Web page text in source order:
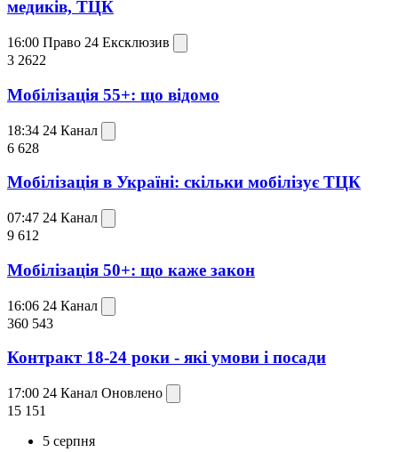
медиків, ТЦК
16:00 Право 24 Ексклюзив
3 2622
Мобілізація 55+: що відомо
18:34 24 Канал
6 628
Мобілізація в Україні: скільки мобілізує ТЦК
07:47 24 Канал
9 612
Мобілізація 50+: що каже закон
16:06 24 Канал
360 543
Контракт 18-24 роки - які умови і посади
17:00 24 Канал Оновлено
15 151
5 серпня